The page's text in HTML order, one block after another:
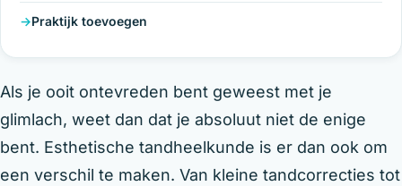
Praktijk toevoegen
Als je ooit ontevreden bent geweest met je
glimlach, weet dan dat je absoluut niet de enige
bent. Esthetische tandheelkunde is er dan ook om
een verschil te maken. Van kleine tandcorrecties tot